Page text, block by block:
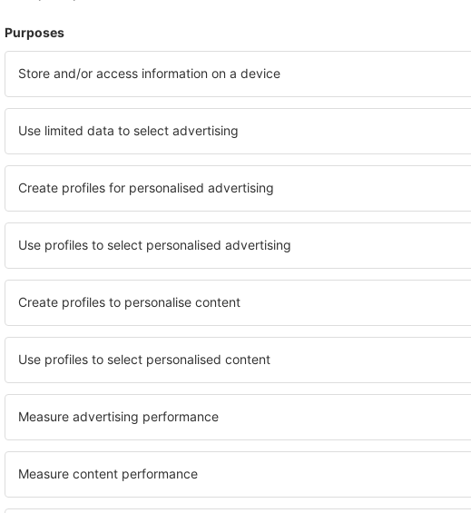
Totale reistijd: 2h details
BUD AMS Directe vlucht
servicekosten51EURper passagier)
AMS BUD Directe vlucht